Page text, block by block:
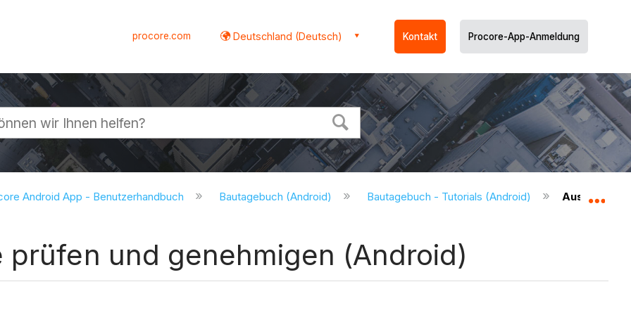
procore.com Deutschland (Deutsch) Kontakt Procore-App-Anmeldung
Android App - Benutzerhandbuch Bautagebuch (Android) Bautagebuch - Tutorials (Android)
und genehmigen (Android)